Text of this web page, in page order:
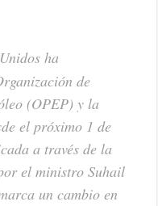
ha
de
(OPEP) y la
el próximo 1 de
a través de la
el ministro Suhail
un cambio en